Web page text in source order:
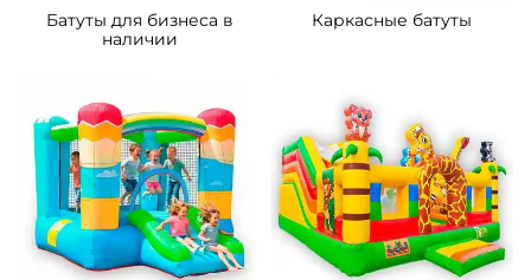
Батуты для бизнеса в
наличии
Каркасные батуты